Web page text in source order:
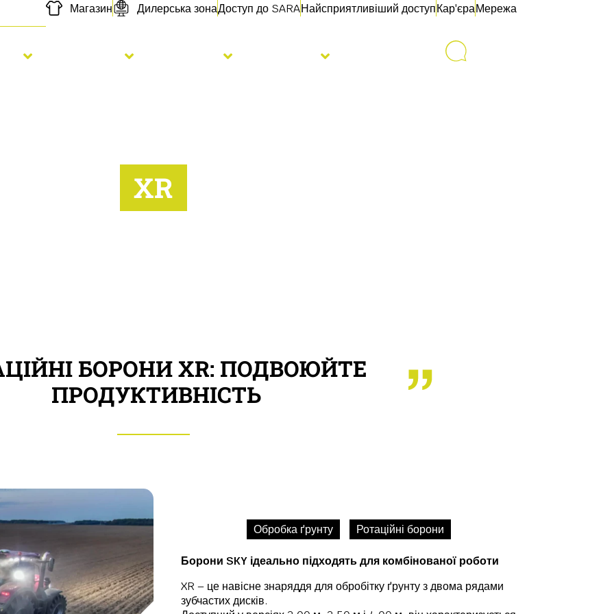
Магазин Дилерська зонаДоступ до SARAНайсприятливіший доступКар'єраМережа
XR
БОРОНИ XR: ПОДВОЮЙТЕ
ПРОДУКТИВНІСТЬ
Обробка ґрунту Ротаційні борони
Борони SKY ідеально підходять для комбінованої роботи
XR – це навісне знаряддя для обробітку ґрунту з двома рядами
зубчастих дисків.